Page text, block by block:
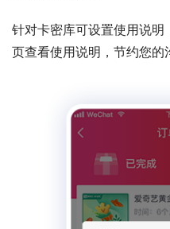
针对卡密库可设置使用说
页查看使用说明，节约您的